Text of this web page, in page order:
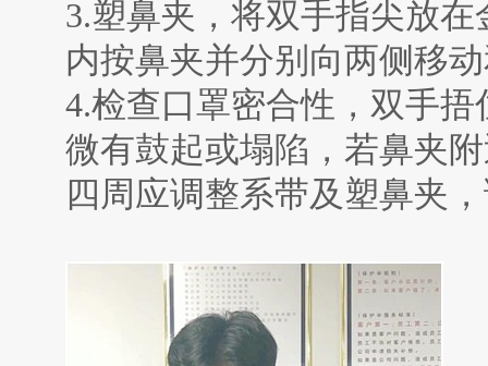
3.塑鼻夹，将双手指尖放
内按鼻夹并分别向两侧移
4.检查口罩密合性，双手
微有鼓起或塌陷，若鼻夹
四周应调整系带及塑鼻夹